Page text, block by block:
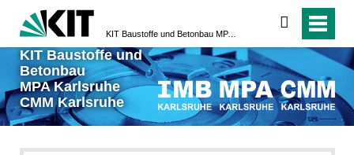
KIT Baustoffe und Betonbau MPA Karlsruhe CMM Karlsruhe
suchen
KIT Baustoffe und
Betonbau
MPA Karlsruhe
CMM Karlsruhe